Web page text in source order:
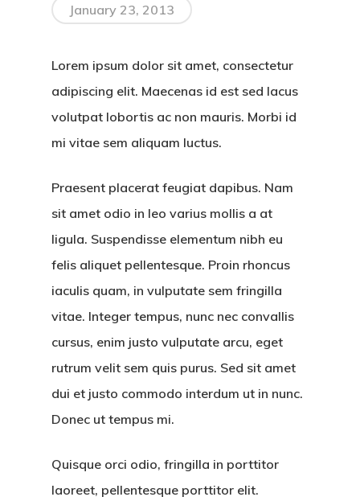
January 23, 2013
Lorem ipsum dolor sit amet, consectetur
adipiscing elit. Maecenas id est sed lacus
volutpat lobortis ac non mauris. Morbi id
mi vitae sem aliquam luctus.
Praesent placerat feugiat dapibus. Nam
sit amet odio in leo varius mollis a at
ligula. Suspendisse elementum nibh eu
felis aliquet pellentesque. Proin rhoncus
iaculis quam, in vulputate sem fringilla
vitae. Integer tempus, nunc nec convallis
cursus, enim justo vulputate arcu, eget
rutrum velit sem quis purus. Sed sit amet
dui et justo commodo interdum ut in nunc.
Donec ut tempus mi.
Quisque orci odio, fringilla in porttitor
laoreet, pellentesque porttitor elit.